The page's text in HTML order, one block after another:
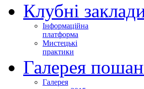
Клубні
Інформаційна
платформа
Мистецькі
практики
Галерея
Галерея